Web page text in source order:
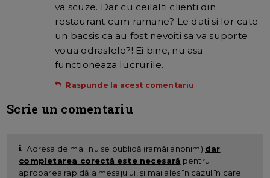
va scuze. Dar cu ceilalti clienti din
restaurant cum ramane? Le dati si lor cate
un bacsis ca au fost nevoiti sa va suporte
voua odraslele?! Ei bine, nu asa
functioneaza lucrurile.
Raspunde la acest comentariu
Scrie un comentariu
Adresa de mail nu se publică (ramâi anonim) dar
completarea corectă este necesară pentru
aprobarea rapidă a mesajului, și mai ales în cazul în care